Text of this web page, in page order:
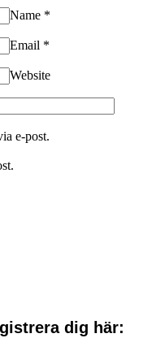
Name *
Email *
Website
e-post.
dig här: